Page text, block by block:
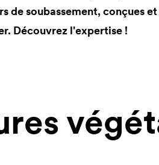
de soubassement, conçues
Découvrez l'expertise !